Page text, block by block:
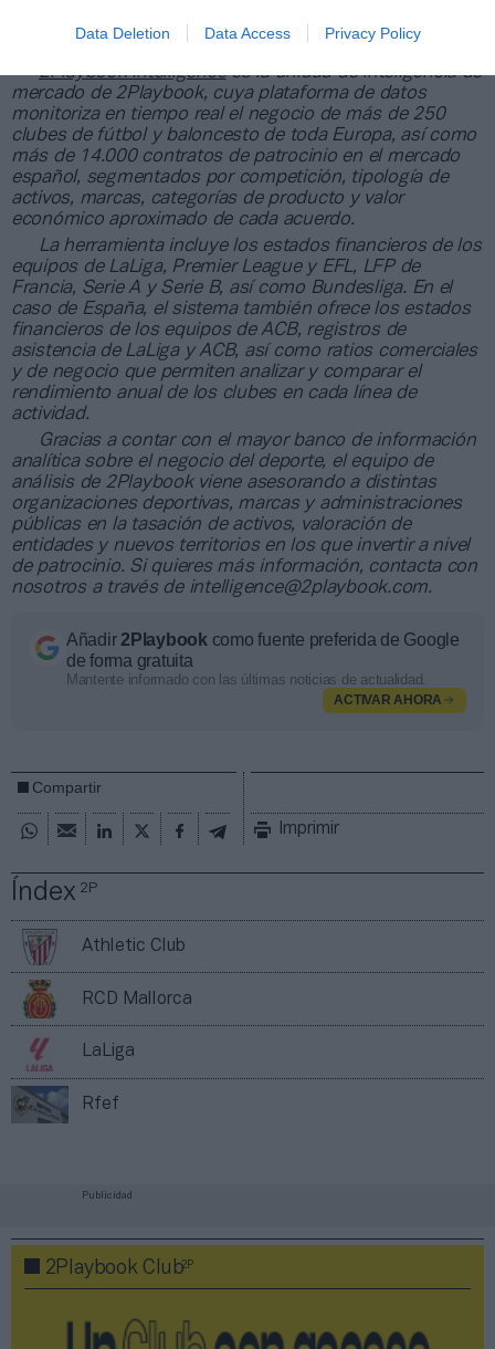
Data Deletion Data Access Privacy Policy
Índex2P
Athletic Club
RCD Mallorca
LaLiga
Rfef
Sobre 2Playbook Intelligence
2Playbook Intelligencees la unidad de inteligencia de
mercado de 2Playbook, cuya plataforma de datos
monitoriza en tiempo real el negocio de más de 250
clubes de fútbol y baloncesto de toda Europa, así como
más de 14.000 contratos de patrocinio en el mercado
español, segmentados por competición, tipología de
activos, marcas, categorías de producto y valor
económico aproximado de cada acuerdo.
La herramienta incluye los estados financieros de los
equipos de LaLiga, Premier League y EFL, LFP de
Francia, Serie A y Serie B, así como Bundesliga. En el
caso de España, el sistema también ofrece los estados
financieros de los equipos de ACB, registros de
asistencia de LaLiga y ACB, así como ratios comerciales
y de negocio que permiten analizar y comparar el
rendimiento anual de los clubes en cada línea de
actividad.
Gracias a contar con el mayor banco de información
analítica sobre el negocio del deporte, el equipo de
análisis de 2Playbook viene asesorando a distintas
organizaciones deportivas, marcas y administraciones
públicas en la tasación de activos, valoración de
entidades y nuevos territorios en los que invertir a nivel
de patrocinio. Si quieres más información, contacta con
nosotros a través de intelligence@2playbook.com.
Añadir2Playbook como fuente preferida de Google
de forma gratuita
Mantente informado con las últimas noticias de actualidad.
ACTIVAR AHORA
Compartir
Imprimir
Publicidad
2Playbook Club2P